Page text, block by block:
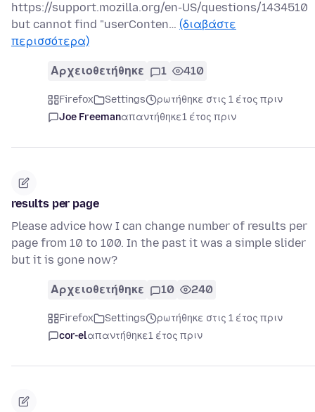
https://support.mozilla.org/en-US/questions/1434510
but cannot find "userConten… (διαβάστε
περισσότερα)
Αρχειοθετήθηκε 1 410
Firefox Settings
ρωτήθηκε στις 1 έτος πριν
Joe Freemanαπαντήθηκε1 έτος πριν
results per page
Please advice how I can change number of results per
page from 10 to 100. In the past it was a simple slider
but it is gone now?
Αρχειοθετήθηκε 10 240
Firefox Settings
ρωτήθηκε στις 1 έτος πριν
cor-elαπαντήθηκε1 έτος πριν